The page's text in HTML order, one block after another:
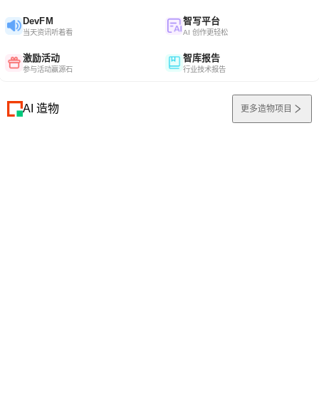
DevFM
当天资讯听着看
智写平台
AI 创作更轻松
激励活动
参与活动赢源石
智库报告
行业技术报告
AI 造物 更多造物项目